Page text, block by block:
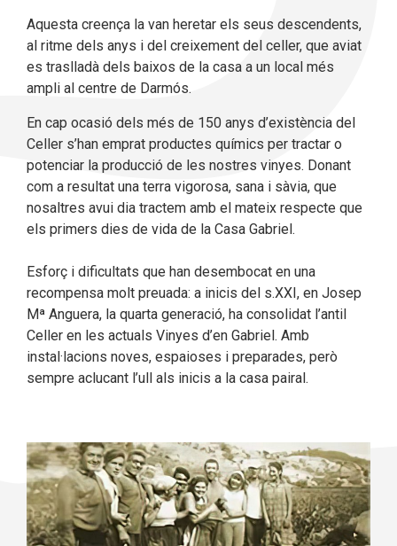
Aquesta creença la van heretar els seus descendents,
al ritme dels anys i del creixement del celler, que aviat
es traslladà dels baixos de la casa a un local més
ampli al centre de Darmós.
En cap ocasió dels més de 150 anys d’existència del
Celler s’han emprat productes químics per tractar o
potenciar la producció de les nostres vinyes. Donant
com a resultat una terra vigorosa, sana i sàvia, que
nosaltres avui dia tractem amb el mateix respecte que
els primers dies de vida de la Casa Gabriel.
Esforç i dificultats que han desembocat en una
recompensa molt preuada: a inicis del s.XXI, en Josep
Mª Anguera, la quarta generació, ha consolidat l’antil
Celler en les actuals Vinyes d’en Gabriel. Amb
instal·lacions noves, espaioses i preparades, però
sempre aclucant l’ull als inicis a la casa pairal.